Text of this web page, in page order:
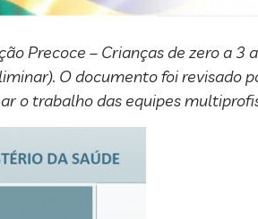
Precoce – Crianças de zero a
O documento foi revisado
o trabalho das equipes